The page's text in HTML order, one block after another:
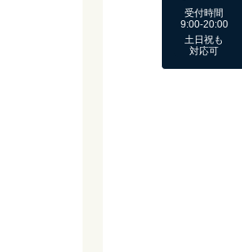
受付時間
9:00-20:00
土日祝も
対応可